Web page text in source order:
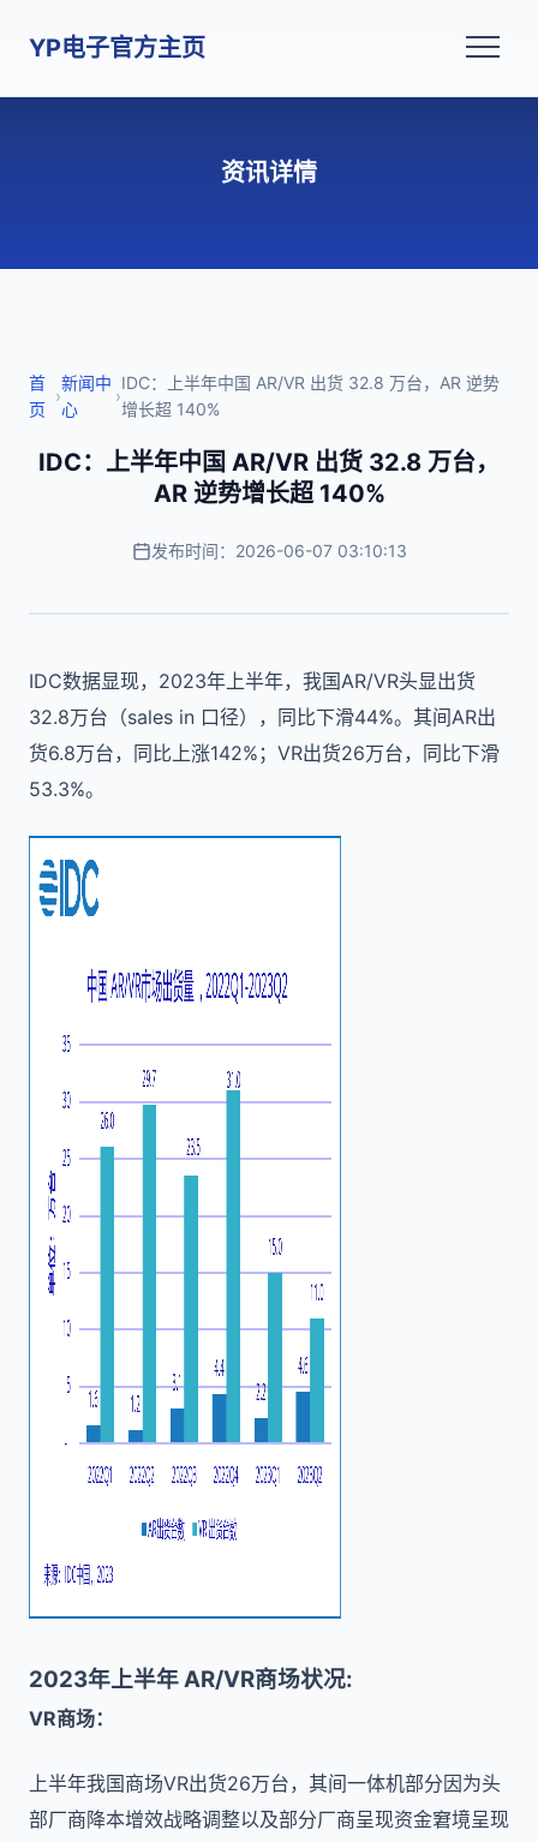
YP电子官方主页
资讯详情
首
页
›
新闻中
心
›
IDC：上半年中国 AR/VR 出货 32.8 万台，AR 逆势
增长超 140%
IDC：上半年中国 AR/VR 出货 32.8 万台，
AR 逆势增长超 140%
发布时间：2026-06-07 03:10:13
IDC数据显现，2023年上半年，我国AR/VR头显出货
32.8万台（sales in 口径），同比下滑44%。其间AR出
货6.8万台，同比上涨142%；VR出货26万台，同比下滑
53.3%。
2023年上半年 AR/VR商场状况:
VR商场：
上半年我国商场VR出货26万台，其间一体机部分因为头
部厂商降本增效战略调整以及部分厂商呈现资金窘境呈现